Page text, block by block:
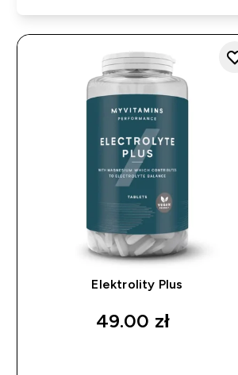
Elektrolity Plus
49.00 zł‎